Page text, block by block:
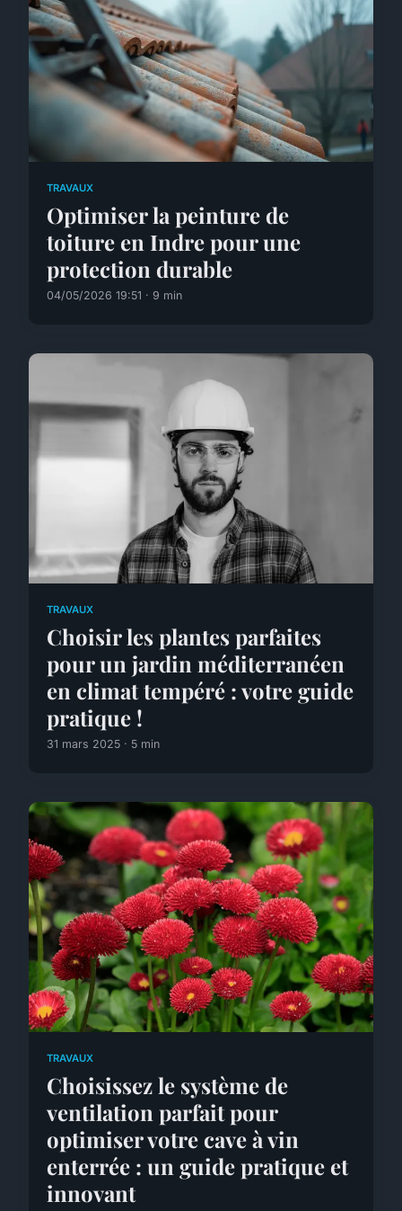
TRAVAUX
Optimiser la peinture de
toiture en Indre pour une
protection durable
04/05/2026 19:51 · 9 min
TRAVAUX
Choisir les plantes parfaites
pour un jardin méditerranéen
en climat tempéré : votre guide
pratique !
31 mars 2025 · 5 min
TRAVAUX
Choisissez le système de
ventilation parfait pour
optimiser votre cave à vin
enterrée : un guide pratique et
innovant